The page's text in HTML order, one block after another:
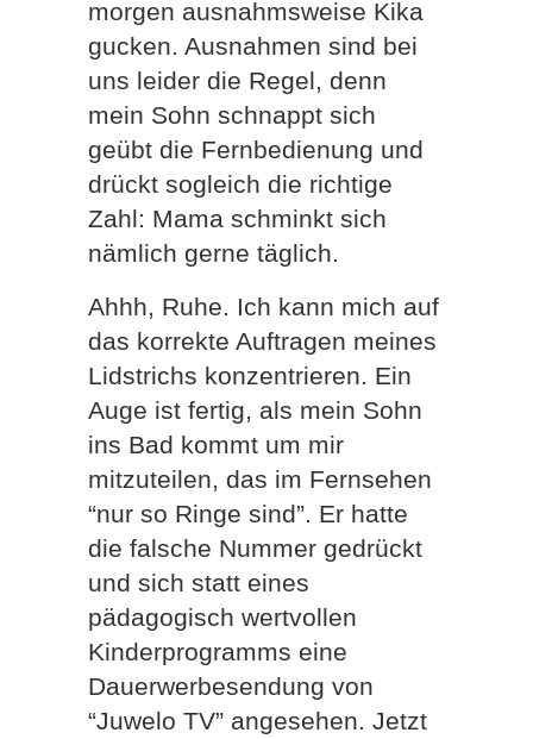
morgen ausnahmsweise Kika
gucken. Ausnahmen sind bei
uns leider die Regel, denn
mein Sohn schnappt sich
geübt die Fernbedienung und
drückt sogleich die richtige
Zahl: Mama schminkt sich
nämlich gerne täglich.
Ahhh, Ruhe. Ich kann mich auf
das korrekte Auftragen meines
Lidstrichs konzentrieren. Ein
Auge ist fertig, als mein Sohn
ins Bad kommt um mir
mitzuteilen, das im Fernsehen
“nur so Ringe sind”. Er hatte
die falsche Nummer gedrückt
und sich statt eines
pädagogisch wertvollen
Kinderprogramms eine
Dauerwerbesendung von
“Juwelo TV” angesehen. Jetzt